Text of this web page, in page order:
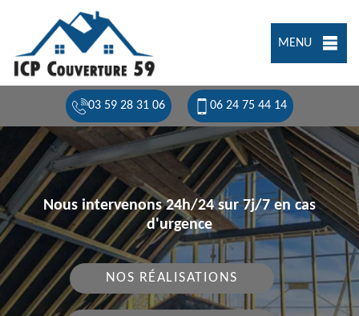
MENU
03 59 28 31 06 06 24 75 44 14
Nous intervenons 24h/24 sur 7j/7 en cas
d'urgence
NOS RÉALISATIONS